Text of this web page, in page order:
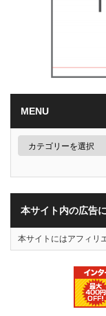
MENU
本サイト内の広告
本サイトにはアフィリ